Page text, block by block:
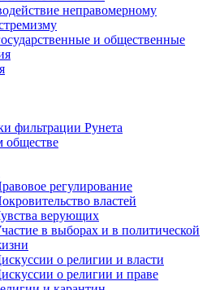
неправомерному
и общественные
фильтрации Рунета
обществе
регулирование
властей
верующих
в выборах и в политической
о религии и власти
о религии и праве